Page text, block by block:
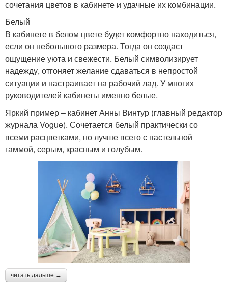
сочетания цветов в кабинете и удачные их комбинации.
Белый
В кабинете в белом цвете будет комфортно находиться,
если он небольшого размера. Тогда он создаст
ощущение уюта и свежести. Белый символизирует
надежду, отгоняет желание сдаваться в непростой
ситуации и настраивает на рабочий лад. У многих
руководителей кабинеты именно белые.
Яркий пример – кабинет Анны Винтур (главный редактор
журнала Vogue). Сочетается белый практически со
всеми расцветками, но лучше всего с пастельной
гаммой, серым, красным и голубым.
читать дальше →